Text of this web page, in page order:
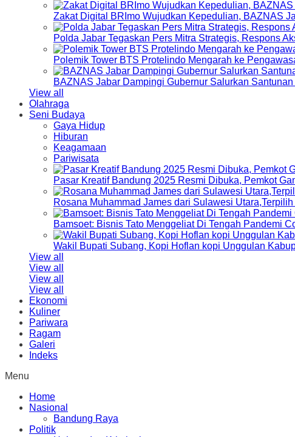
Zakat Digital BRImo Wujudkan Kepedulian, BAZNAS
Polda Jabar Tegaskan Pers Mitra Strategis, Respons
Polemik Tower BTS Protelindo Mengarah ke
BAZNAS Jabar Dampingi Gubernur Salurkan
View all
Olahraga
Seni Budaya
Gaya Hidup
Hiburan
Keagamaan
Pariwisata
Pasar Kreatif Bandung 2025 Resmi Dibuka, Pemkot
Rosana Muhammad James dari Sulawesi
Bamsoet: Bisnis Tato Menggeliat Di Tengah Pandemi
Wakil Bupati Subang, Kopi Hoflan kopi Unggulan
View all
View all
View all
View all
Ekonomi
Kuliner
Pariwara
Ragam
Galeri
Indeks
Menu
Home
Nasional
Bandung Raya
Politik